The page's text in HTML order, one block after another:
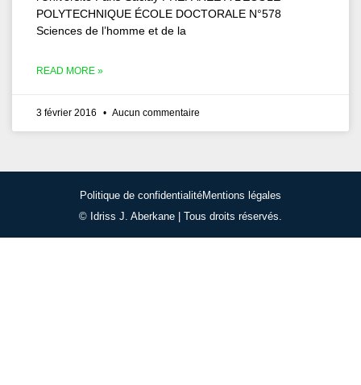
POLYTECHNIQUE ÉCOLE DOCTORALE N°578
Sciences de l’homme et de la
READ MORE »
3 février 2016 Aucun commentaire
© Idriss J. Aberkane | Tous droits réservés.
Politique de confidentialitéMentions légales